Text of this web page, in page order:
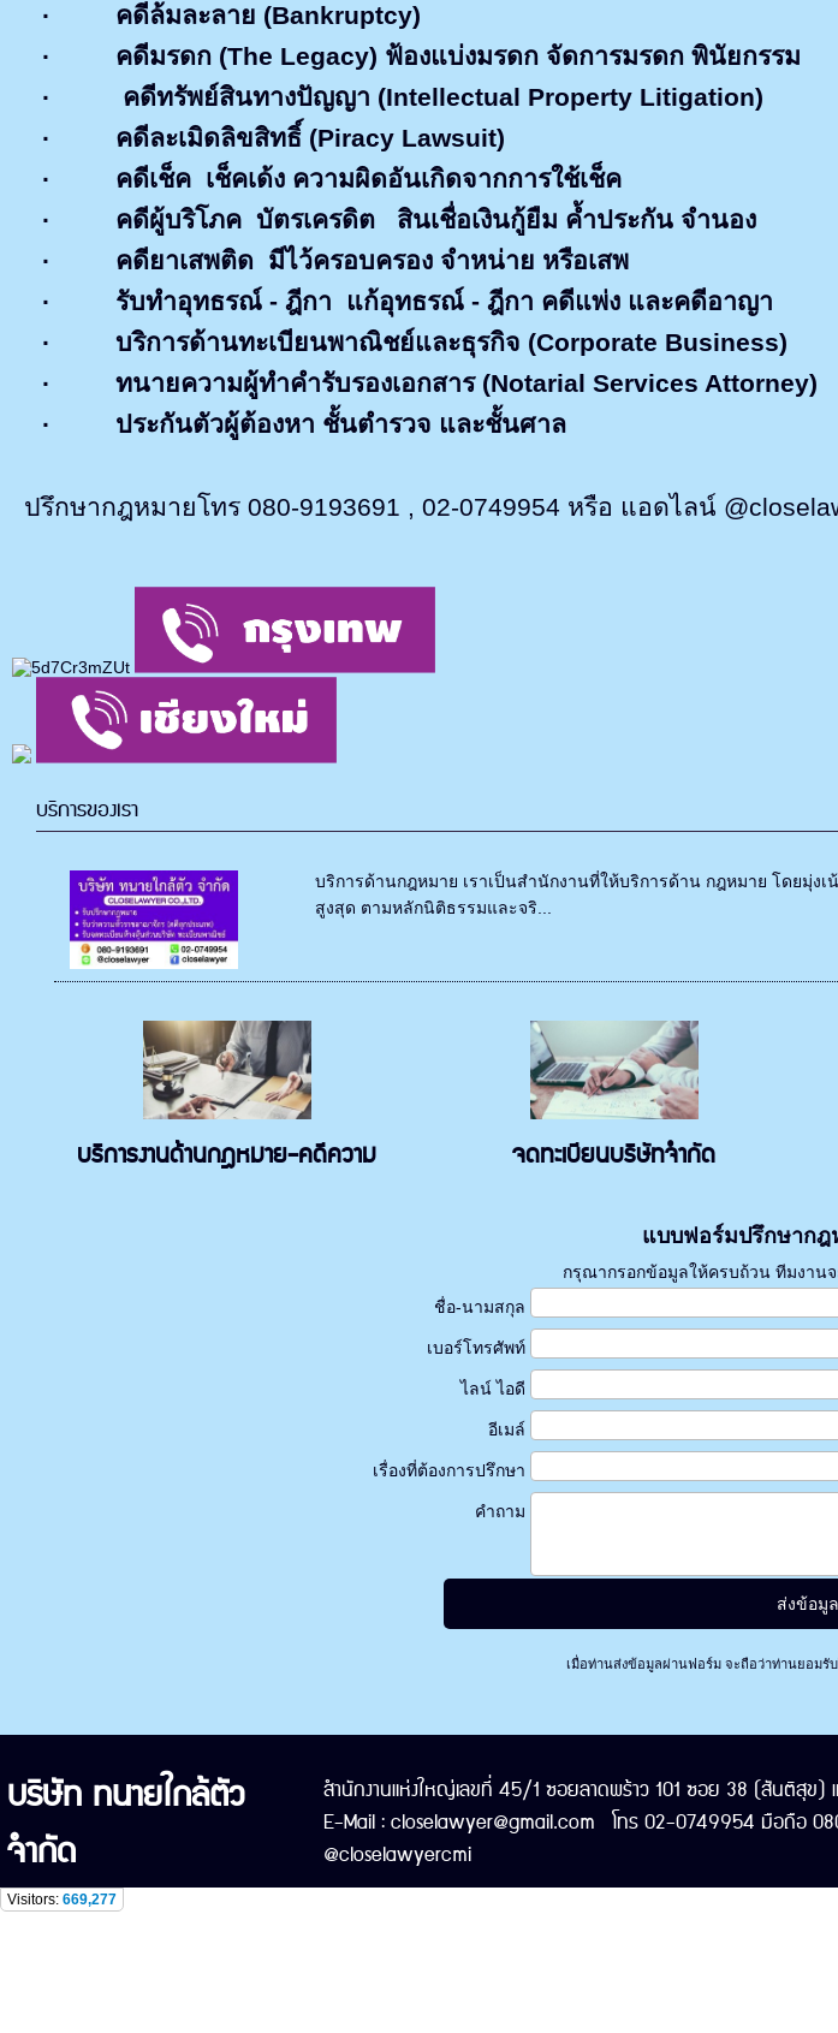
· คดีล้มละลาย (Bankruptcy)
· คดีมรดก (The Legacy) ฟ้องแบ่งมรดก จัดการมรดก พินัยกรรม
· คดีทรัพย์สินทางปัญญา (Intellectual Property Litigation)
· คดีละเมิดลิขสิทธิ์ (Piracy Lawsuit)
· คดีเช็ค เช็คเด้ง ความผิดอันเกิดจากการใช้เช็ค
· คดีผู้บริโภค บัตรเครดิต สินเชื่อเงินกู้ยืม ค้ำประกัน จำนอง
· คดียาเสพติด มีไว้ครอบครอง จำหน่าย หรือเสพ
· รับทำอุทธรณ์ - ฎีกา แก้อุทธรณ์ - ฎีกา คดีแพ่ง และคดีอาญา
· บริการด้านทะเบียนพาณิชย์และธุรกิจ (Corporate Business)
· ทนายความผู้ทำคำรับรองเอกสาร (Notarial Services Attorney)
· ประกันตัวผู้ต้องหา ชั้นตำรวจ และชั้นศาล
ปรึกษากฎหมายโทร 080-9193691 , 02-0749954 หรือ แอดไลน์
บริการของเรา
บริการด้านกฎหมาย เราเป็นสำนักงานที่ให้บริการด้าน กฎหมาย โดยมุ่
สูงสุด ตามหลักนิติธรรมและจริ...
บริการงานด้านกฎหมาย-คดีความ จดทะเบียนบริษัทจำกัด
แบบฟอร์มปรึกษากฎ
กรุณากรอกข้อมูลให้ครบถ้วน ทีมงาน
ชื่อ-นามสกุล
เบอร์โทรศัพท์
ไลน์ ไอดี
อีเมล์
เรื่องที่ต้องการปรึกษา
คำถาม
เมื่อท่านส่งข้อมูลผ่านฟอร์ม จะถือว่าท่านยอมรั
บริษัท ทนายใกล้ตัว
จำกัด
สำนักงานแห่งใหญ่เลขที่ 45/1 ซอยลาดพร้าว 101 ซอย 38 (สันติสุข)
E-Mail : closelawyer@gmail.com โทร 02-0749954 มือถือ
@closelawyercmi
Visitors: 669,277